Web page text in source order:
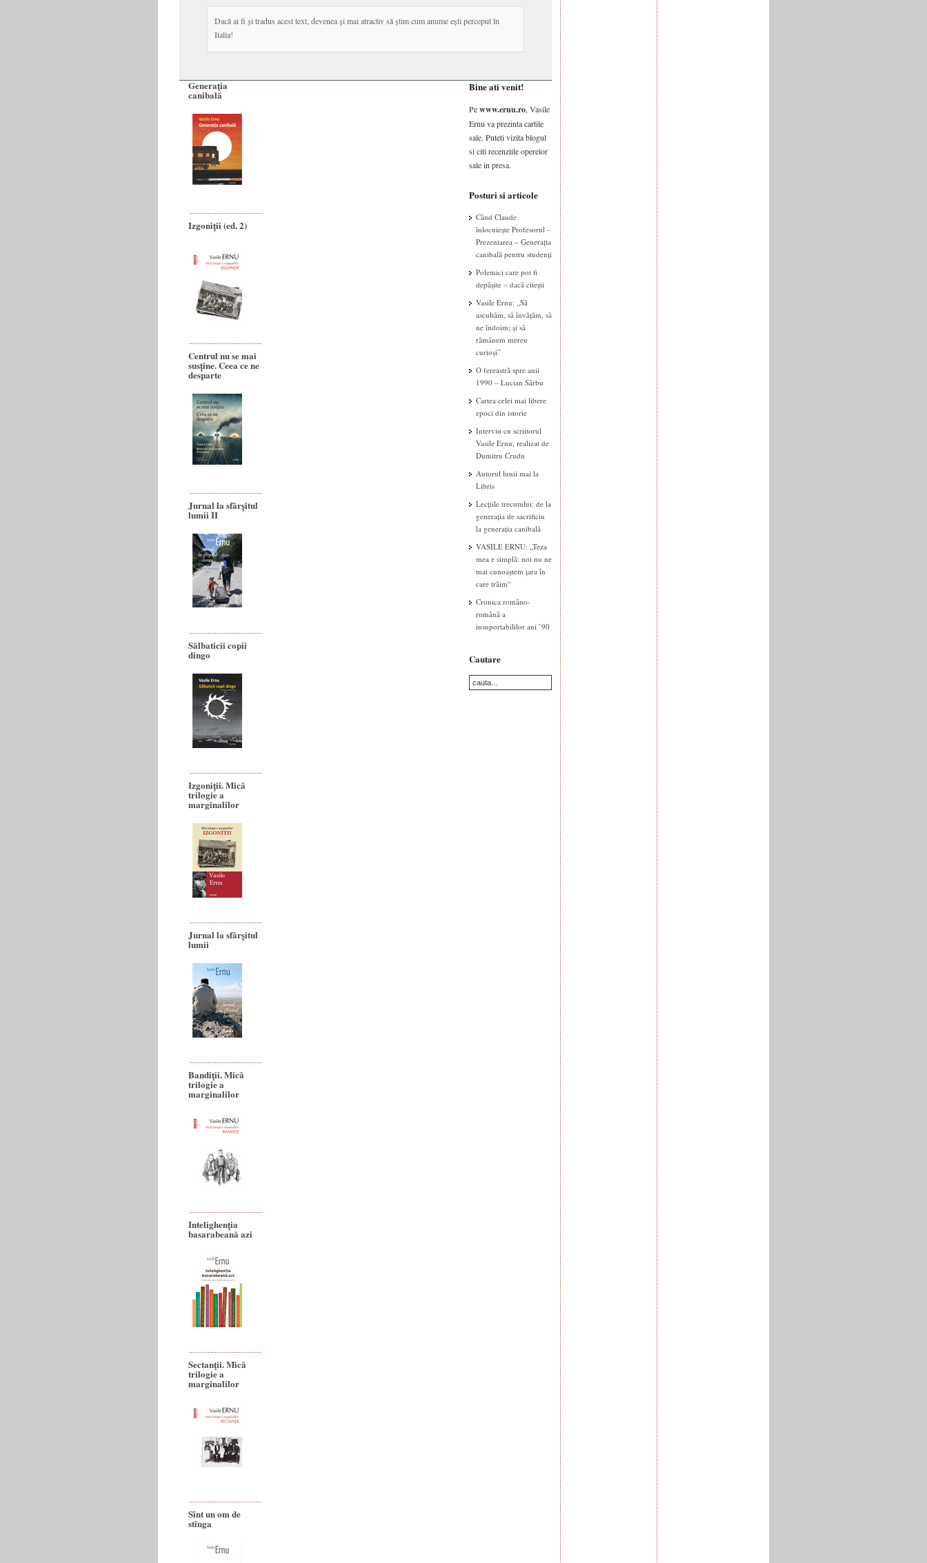
Dacă ai fi și tradus acest text, devenea și mai atractiv să știm cum anume ești perceput în
Italia!
Generaţia
canibală
Izgoniții (ed. 2)
Centrul nu se mai
susține. Ceea ce ne
desparte
Jurnal la sfârșitul
lumii II
Sălbaticii copii
dingo
Izgoniții. Mică
trilogie a
marginalilor
Jurnal la sfârșitul
lumii
Bandiţii. Mică
trilogie a
marginalilor
Intelighenția
basarabeană azi
Sectanţii. Mică
trilogie a
marginalilor
Sînt un om de
stînga
Bine ati venit!
Pewww.ernu.ro, Vasile
Ernu va prezinta cartile
sale. Puteti vizita blogul
si citi recenziile operelor
sale in presa.
Posturi si articole
Când Claude
înlocuiește Profesorul –
Prezentarea – Generația
canibală pentru studenți
Polemici care pot fi
depășite – dacă citești
Vasile Ernu: „Să
ascultăm, să învățăm, să
ne îndoim; și să
rămânem mereu
curioși”
O fereastră spre anii
1990 – Lucian Sârbu
Cartea celei mai libere
epoci din istorie
Interviu cu scriitorul
Vasile Ernu, realizat de
Dumitru Crudu
Autorul lunii mai la
Libris
Lecțiile trecutului: de la
generația de sacrificiu
la generația canibală
VASILE ERNU: „Teza
mea e simplă: noi nu ne
mai cunoaștem țara în
care trăim“
Cronica româno-
română a
insuportabililor ani ’90
Cautare